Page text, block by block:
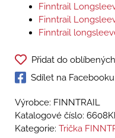
Finntrail
Finntrail
Finntrail
Přidat do oblíbených
Sdílet na Facebooku
Výrobce: FINNTRAIL
Katalogové číslo:
Kategorie: Trička